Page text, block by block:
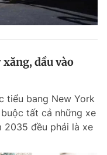
dầu vào
tiểu bang New York
tất cả những xe
2035 đều phải là xe